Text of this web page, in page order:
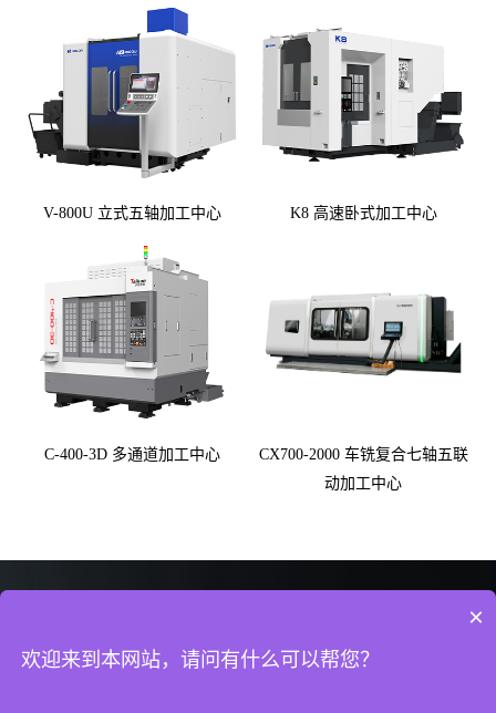
V-800U 立式五轴加工中心 K8 高速卧式加工中心
C-400-3D 多通道加工中心
CX700-2000 ⻋铣复合七轴五联
动加⼯中⼼
版权所有 © 2025 广东创世纪智能装备集团股份有限公司
×
欢迎来到本网站，请问有什么可以帮您？